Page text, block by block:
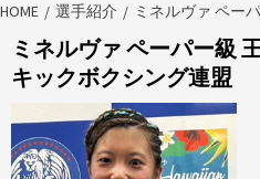
HOME 選手紹介 ミネルヴァ ペー
ミネルヴァ ペーパー級
キックボクシング連盟